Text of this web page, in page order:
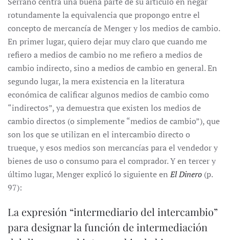
rotundamente la equivalencia que propongo entre el
concepto de mercancía de Menger y los medios de cambio.
En primer lugar, quiero dejar muy claro que cuando me
refiero a medios de cambio no me refiero a medios de
cambio indirecto, sino a medios de cambio en general. En
segundo lugar, la mera existencia en la literatura
económica de calificar algunos medios de cambio como
“indirectos”, ya demuestra que existen los medios de
cambio directos (o simplemente “medios de cambio”), que
son los que se utilizan en el intercambio directo o
trueque, y esos medios son mercancías para el vendedor y
bienes de uso o consumo para el comprador. Y en tercer y
último lugar, Menger explicó lo siguiente enEl Dinero (p.
97):
La expresión “intermediario del intercambio”
para designar la función de intermediación